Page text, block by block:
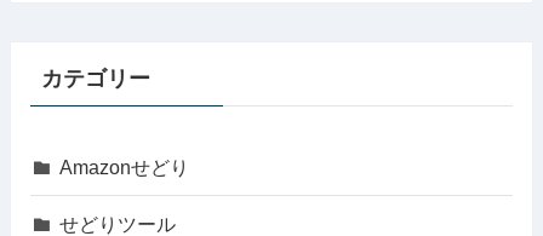
カテゴリー
Amazonせどり
せどりツール